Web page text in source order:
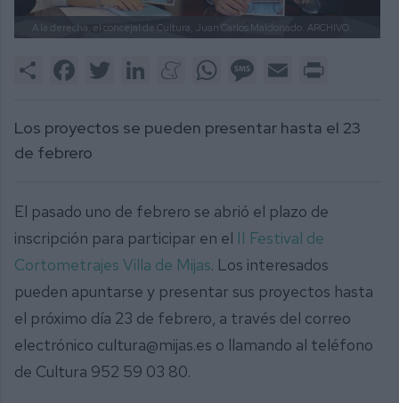
A la derecha, el concejal de Cultura, Juan Carlos Maldonado. ARCHIVO.
Share FacebookTwitter LinkedInMeneameWhatsAppMessage
Email
Los proyectos se pueden presentar hasta el 23
de febrero
El pasado uno de febrero se abrió el plazo de
inscripción para participar en el II Festival de
Cortometrajes Villa de Mijas. Los interesados
pueden apuntarse y presentar sus proyectos hasta
el próximo día 23 de febrero, a través del correo
electrónico cultura@mijas.es o llamando al teléfono
de Cultura 952 59 03 80.